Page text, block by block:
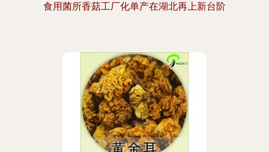
食用菌所香菇工厂化单产在湖北再上新台阶